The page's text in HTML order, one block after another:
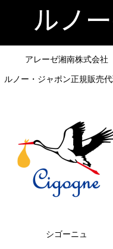
アレーゼ湘南株式会社
ルノー・ジャポン正規販売
シゴーニュ